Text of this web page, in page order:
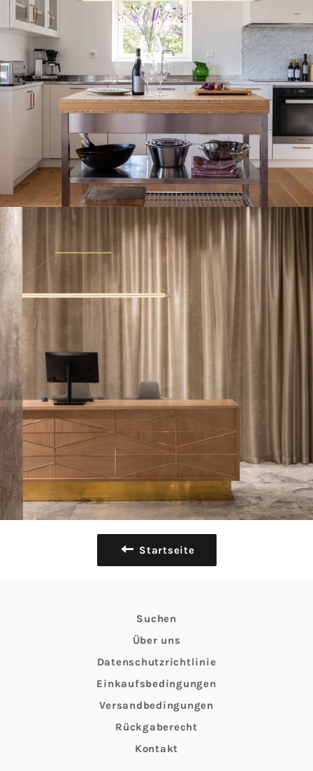
Startseite
Suchen
Über uns
Datenschutzrichtlinie
Einkaufsbedingungen
Versandbedingungen
Rückgaberecht
Kontakt